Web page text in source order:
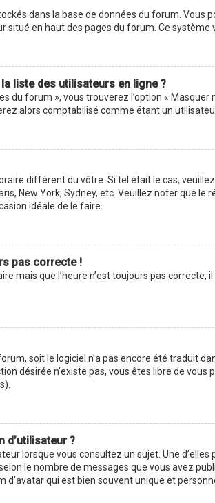
dans la base de données du forum. Vous
situé en haut des pages du forum. Ce
liste des utilisateurs en ligne ?
du forum », vous trouverez l’option «
alors comptabilisé comme étant un
différent du vôtre. Si tel était le cas,
New York, Sydney, etc. Veuillez noter que
idéale de le faire.
pas correcte !
mais que l’heure n’est toujours pas
soit le logiciel n’a pas encore été traduit
désirée n’existe pas, vous êtes libre de
d’utilisateur ?
lorsque vous consultez un sujet. Une
le nombre de messages que vous avez
qui est bien souvent unique et